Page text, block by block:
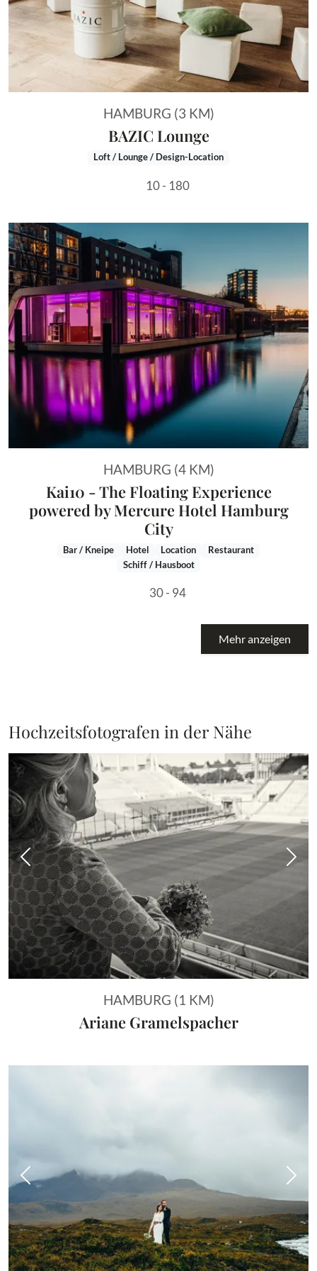
HAMBURG (3 KM)
BAZIC Lounge
Loft / Lounge / Design-Location
10 - 180
HAMBURG (4 KM)
Kai10 - The Floating Experience
powered by Mercure Hotel Hamburg
City
Bar / Kneipe Hotel Location
Restaurant
Schiff / Hausboot
30 - 94
Mehr anzeigen
Hochzeitsfotografen in der Nähe
Vorheriges Bild
HAMBURG (1 KM)
Ariane Gramelspacher
Vorheriges Bild